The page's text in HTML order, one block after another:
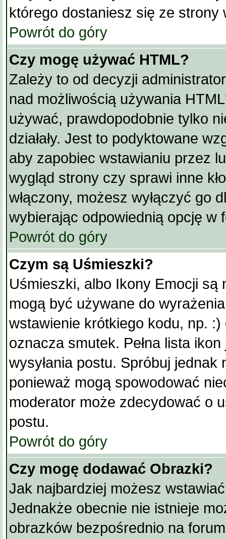
którego dostaniesz się ze strony
Powrót do góry
Czy mogę używać HTML?
Zależy to od decyzji
nad możliwością używania
używać, prawdopodobnie tylko
działały. Jest to podyktowane
aby zapobiec wstawianiu przez
wygląd strony czy sprawi inne
włączony, możesz wyłączyć go
wybierając odpowiednią opcję w
Powrót do góry
Czym są Uśmieszki?
Uśmieszki, albo Ikony Emocji są
mogą być używane do
wstawienie krótkiego kodu, np.
oznacza smutek. Pełna lista
wysyłania postu. Spróbuj
ponieważ mogą spowodować
moderator może zdecydować o
postu.
Powrót do góry
Czy mogę dodawać Obrazki?
Jak najbardziej możesz
Jednakże obecnie nie istnieje
obrazków bezpośrednio na